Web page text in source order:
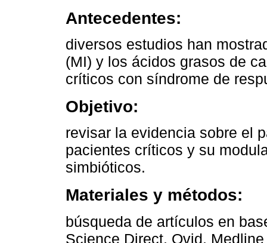
Antecedentes:
diversos estudios han
(MI) y los ácidos grasos de
críticos con síndrome de
Objetivo:
revisar la evidencia sobre el
pacientes críticos y su
simbióticos.
Materiales y métodos:
búsqueda de artículos en
Science Direct, Ovid,